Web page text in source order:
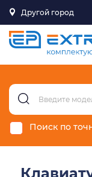
Другой город
Поиск по